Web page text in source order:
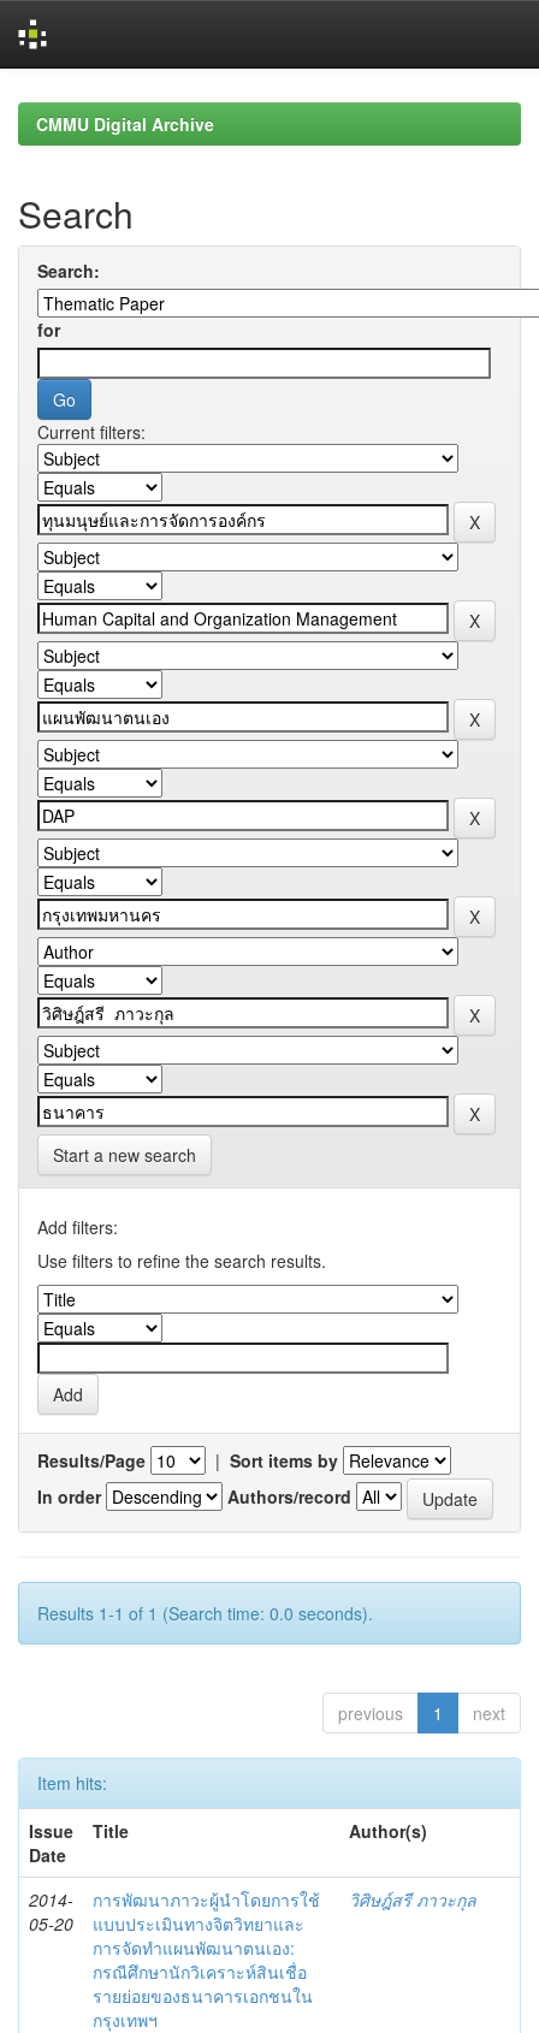
navigationCMMU Digital Archive
Search
Search:
for
Current filters:
Start a new search
Add filters:
Use filters to refine the search results.
Results/Page | Sort items by
In order
Authors/record
Results 1-1 of 1 (Search time: 0.0 seconds).
previous 1 next
Item hits:
Issue
Date
Title Author(s)
2014-
05-20
การพัฒนาภาวะผู้นำโดยการใช้
แบบประเมินทางจิตวิทยาและ
การจัดทำแผนพัฒนาตนเอง:
กรณีศึกษานักวิเคราะห์สินเชื่อ
รายย่อยของธนาคารเอกชนใน
กรุงเทพฯ
วิศิษฎ์สรี ภาวะกุล